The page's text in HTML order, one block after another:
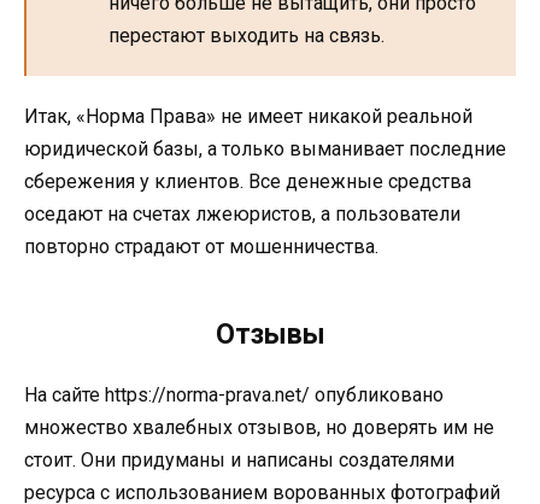
перестают выходить на связь.
Итак, «Норма Права» не имеет никакой реальной
юридической базы, а только выманивает последние
сбережения у клиентов. Все денежные средства
оседают на счетах лжеюристов, а пользователи
повторно страдают от мошенничества.
Отзывы
На сайте https://norma-prava.net/ опубликовано
множество хвалебных отзывов, но доверять им не
стоит. Они придуманы и написаны создателями
ресурса с использованием ворованных фотографий